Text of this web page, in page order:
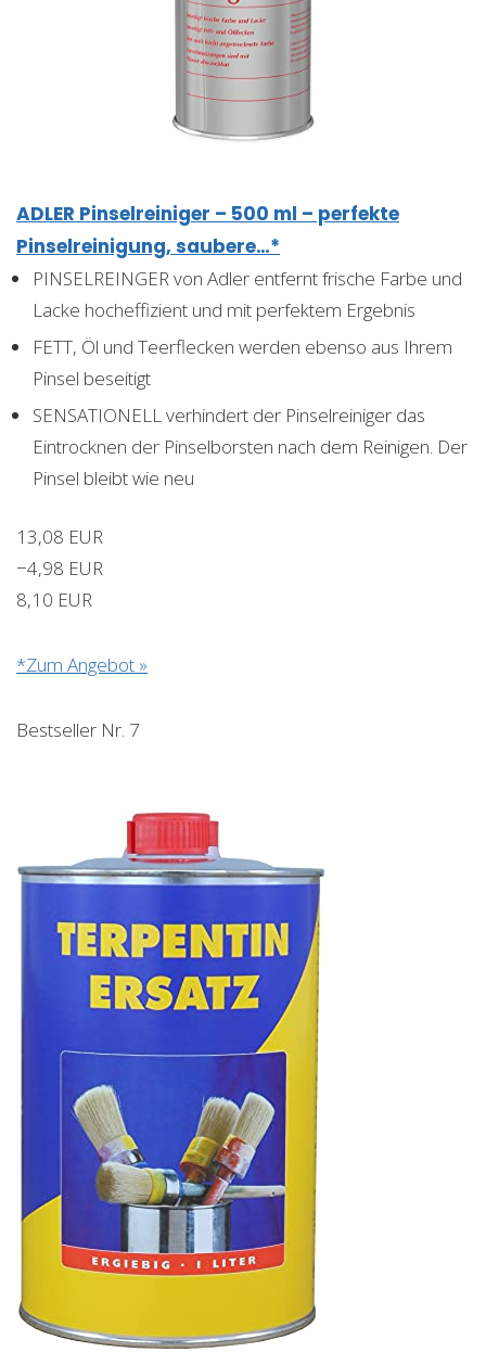
ADLER Pinselreiniger – 500 ml – perfekte
Pinselreinigung, saubere…*
PINSELREINGER von Adler entfernt frische Farbe und
Lacke hocheffizient und mit perfektem Ergebnis
FETT, Öl und Teerflecken werden ebenso aus Ihrem
Pinsel beseitigt
SENSATIONELL verhindert der Pinselreiniger das
Eintrocknen der Pinselborsten nach dem Reinigen. Der
Pinsel bleibt wie neu
13,08 EUR
−4,98 EUR
8,10 EUR
*Zum Angebot »
Bestseller Nr. 7